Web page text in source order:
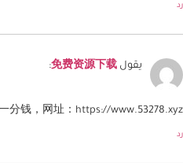
رد
يقول 免费资源下载
:
分钱，网址：https://www.53278.xyz/
رد